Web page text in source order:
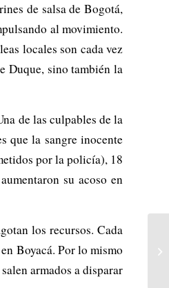
de salsa de Bogotá,
al movimiento.
locales son cada vez
Duque, sino también la
de las culpables de la
que la sangre inocente
por la policía), 18
su acoso en
los recursos. Cada
Boyacá. Por lo mismo
armados a disparar